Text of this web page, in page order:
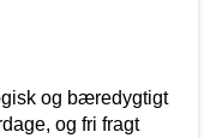
og bæredygtigt
og fri fragt